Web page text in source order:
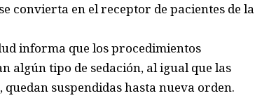
convierta en el receptor de pacientes de la
informa que los procedimientos
algún tipo de sedación, al igual que las
suspendidas hasta nueva orden.